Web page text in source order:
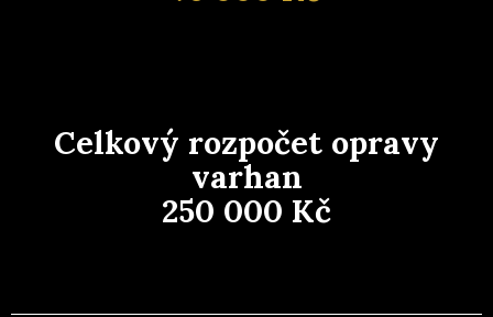
Celkový rozpočet opravy
varhan
250 000 Kč